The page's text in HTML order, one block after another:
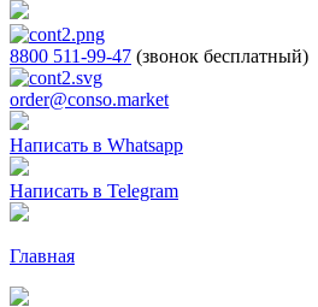
8800 511-99-47 (звонок бесплатный)
order@conso.market
Написать в Whatsapp
Написать в Telegram
Главная